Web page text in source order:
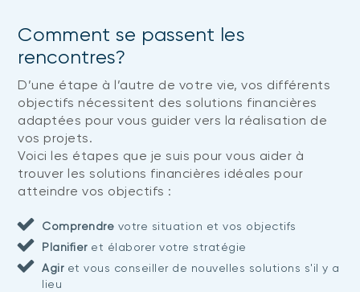
Comment se passent les
rencontres?
D’une étape à l’autre de votre vie, vos différents
objectifs nécessitent des solutions financières
adaptées pour vous guider vers la réalisation de
vos projets.
Voici les étapes que je suis pour vous aider à
trouver les solutions financières idéales pour
atteindre vos objectifs :
Comprendre votre situation et vos objectifs
Planifieret élaborer votre stratégie
Agiret vous conseiller de nouvelles solutions s'il y a
lieu